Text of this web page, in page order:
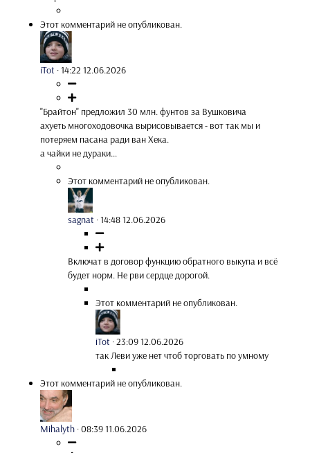
Этот комментарий не опубликован.
iTot ·14:22 12.06.2026
"Брайтон" предложил 30 млн. фунтов за Вушковича
ахуеть многоходовочка вырисовывается - вот так мы и
потеряем пасана ради ван Хека.
а чайки не дураки...
Этот комментарий не опубликован.
sagnat ·14:48 12.06.2026
Включат в договор функцию обратного выкупа и всё
будет норм. Не рви сердце дорогой.
Этот комментарий не опубликован.
iTot ·23:09 12.06.2026
так Леви уже нет чтоб торговать по умному
Этот комментарий не опубликован.
Mihalyth ·08:39 11.06.2026